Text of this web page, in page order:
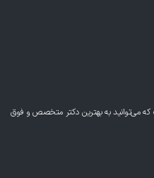
می‌توانید به بهترین دکتر متخصص و فوق